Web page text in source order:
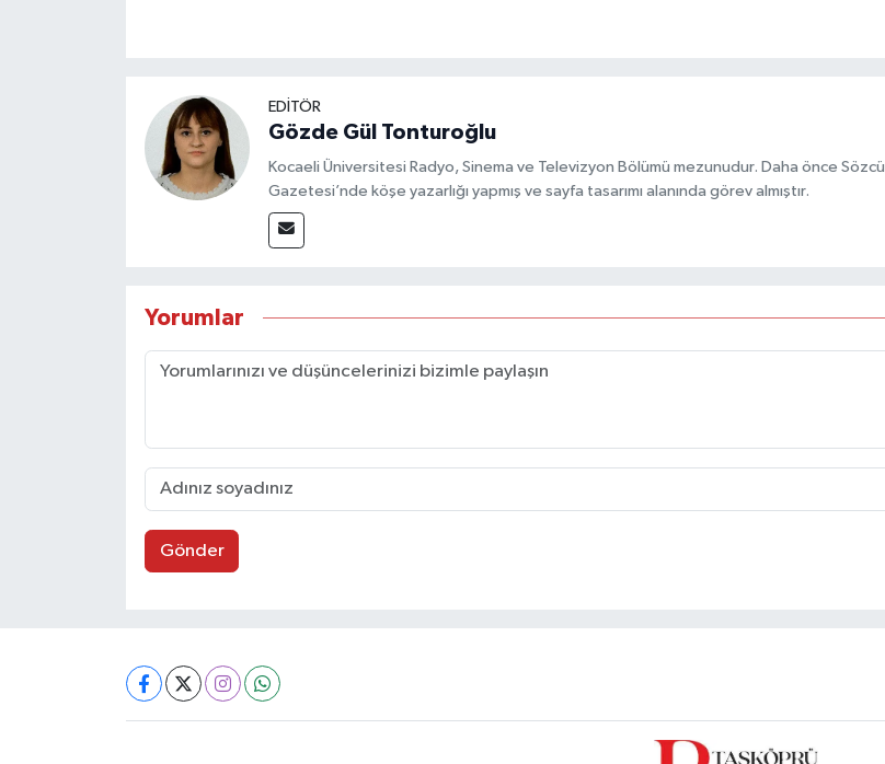
EDİTÖR
Gözde Gül Tonturoğlu
Kocaeli Üniversitesi Radyo, Sinema ve Televizyon Bölümü mezunudur. Daha önce Sözcü
Gazetesi’nde köşe yazarlığı yapmış ve sayfa tasarımı alanında görev almıştır.
Yorumlar
Gönder